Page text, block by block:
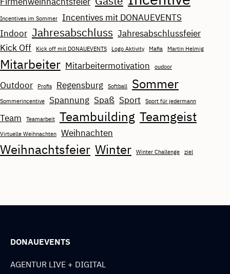
Incentives im Sommer
Incentives mit DONAUEVENTS
Indoor Jahresabschluss Jahresabschlussfeier
Kick Off
Kick off mit DONAUEVENTS Logo Aktivity Mafia Martin Helmig
Mitarbeiter Mitarbeitermotivation oudoor
Outdoor Profis Regensburg Softball Sommer
Sommerincentive Spannung Spaß Sport Sport für jedermann
Team Teamarbeit Teambuilding Teamgeist
Virtuelle Weihnachten Weihnachten
Weihnachtsfeier Winter Winter Challenge ziel
DONAUEVENTS
AGENTUR LIVE + DIGITAL